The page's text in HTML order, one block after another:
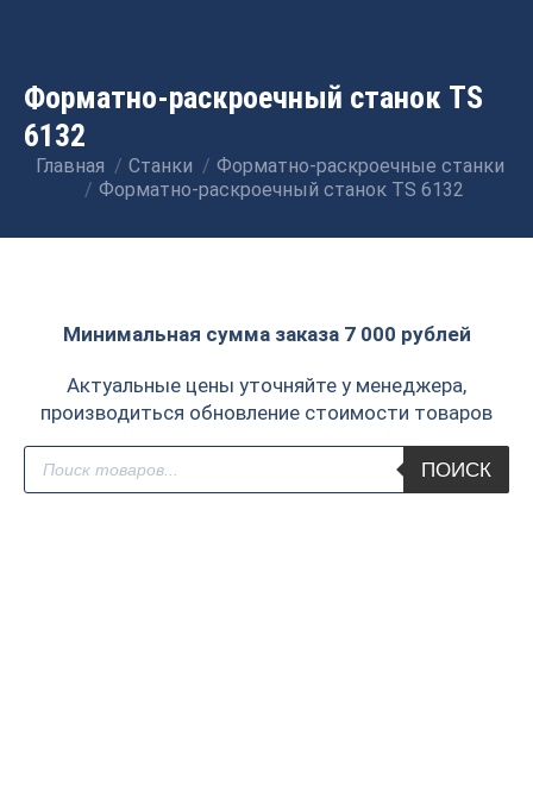
Форматно-раскроечный станок TS
6132
Вы здесь:
Главная Станки
Форматно-раскроечные станки
Форматно-раскроечный станок TS 6132
Минимальная сумма заказа 7 000 рублей
Актуальные цены уточняйте у менеджера,
производиться обновление стоимости товаров
Поиск
товаров
ПОИСК